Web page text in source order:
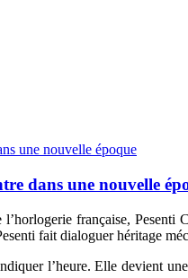
dans une nouvelle
française, Pesenti
fait dialoguer héritage
l’heure. Elle devient